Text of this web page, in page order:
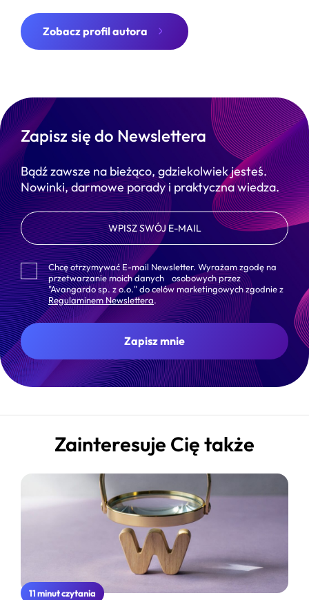
Zobacz profil autora
Zapisz się do Newslettera
Bądź zawsze na bieżąco, gdziekolwiek jesteś.
Nowinki, darmowe porady i praktyczna wiedza.
Please leave this field empty.
Chcę otrzymywać E-mail Newsletter. Wyrażam zgodę na
przetwarzanie moich danych osobowych przez
"Avangardo sp. z o.o." do celów marketingowych zgodnie z
Regulaminem Newslettera.
Zainteresuje Cię także
11 minut czytania